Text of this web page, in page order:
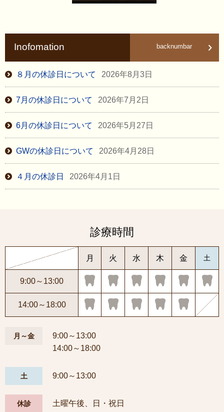
Inofomation backnumbar
８月の休診日について 2026年8月3日
7月の休診日について 2026年7月2日
6月の休診日について 2026年5月27日
GWの休診日について 2026年4月28日
４月の休診日 2026年4月1日
診療時間
月 火 水 木 金 土
9:00～13:00
14:00～18:00
月～金
9:00～13:00
14:00～18:00
土 9:00～13:00
休診 土曜午後、日・祝日